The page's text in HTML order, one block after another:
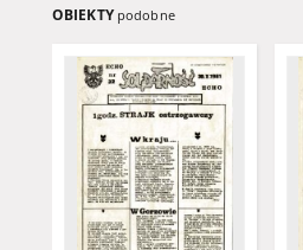
OBIEKTY podobne